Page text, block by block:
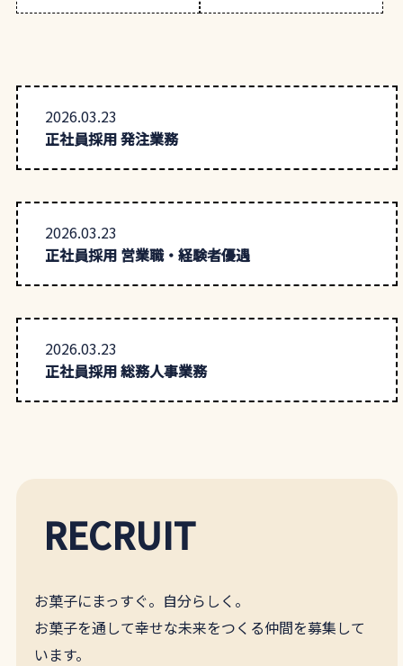
2026.03.23
正社員採用 発注業務
2026.03.23
正社員採用 営業職・経験者優遇
2026.03.23
正社員採用 総務人事業務
RECRUIT
お菓子にまっすぐ。自分らしく。
お菓子を通して幸せな未来をつくる仲間を募集して
います。